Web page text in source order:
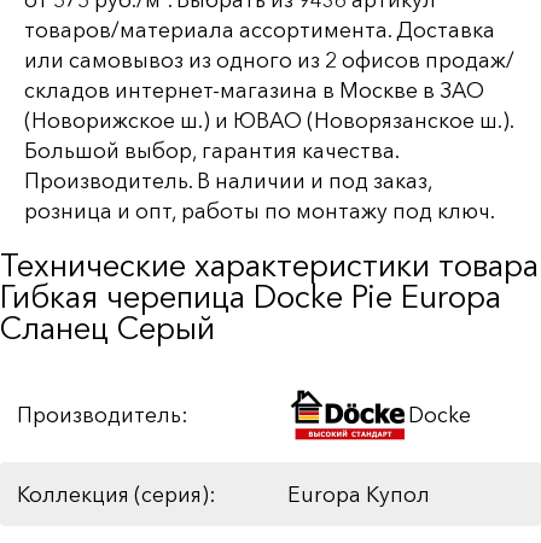
товаров/материала ассортимента. Доставка
или самовывоз из одного из 2 офисов продаж/
складов интернет-магазина в Москве в ЗАО
(Новорижское ш.) и ЮВАО (Новорязанское ш.).
Большой выбор, гарантия качества.
Производитель. В наличии и под заказ,
розница и опт, работы по монтажу под ключ.
Технические характеристики товара
Гибкая черепица Docke Pie Europa
Сланец Серый
Производитель: Docke
Коллекция (серия): Europa Купол